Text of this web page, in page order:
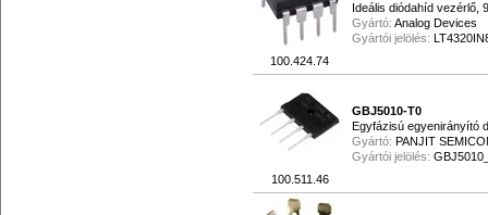
100.424.74
Ideális diódahíd vezérlő,
Gyártó: Analog Devices
Gyártói jelölés:
100.511.46
GBJ5010-T0
Egyfázisú egyenirányító
Gyártó: PANJIT
Gyártói jelölés: